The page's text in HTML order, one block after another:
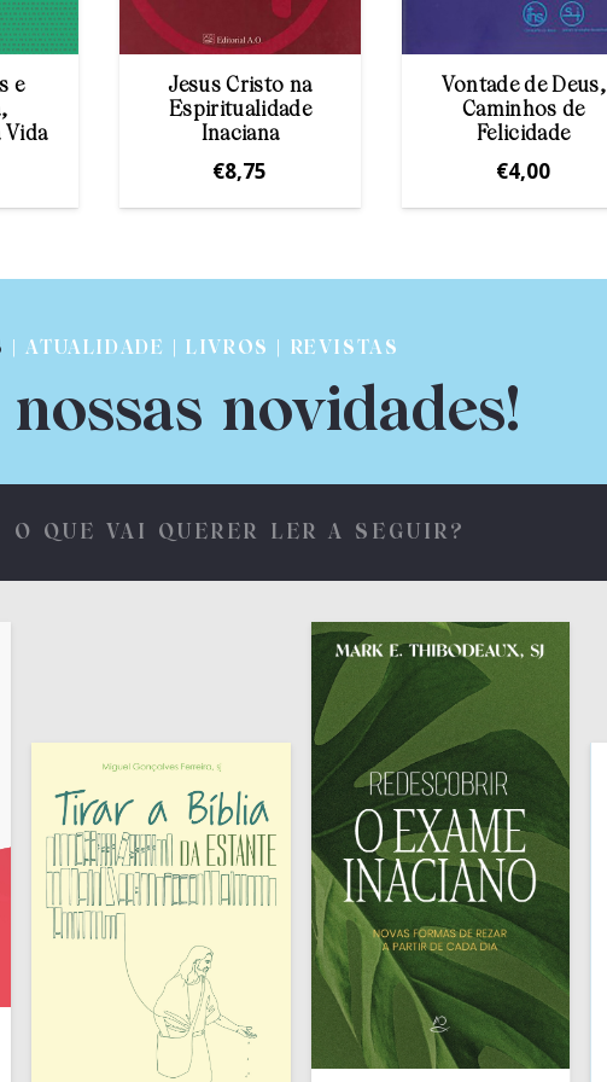
e
Vida
Jesus Cristo na
Espiritualidade
Inaciana
€8,75
Vontade de Deus,
Caminhos de
Felicidade
€4,00
| ATUALIDADE | LIVROS | REVISTAS
nossas novidades!
O QUE VAI QUERER LER A SEGUIR?